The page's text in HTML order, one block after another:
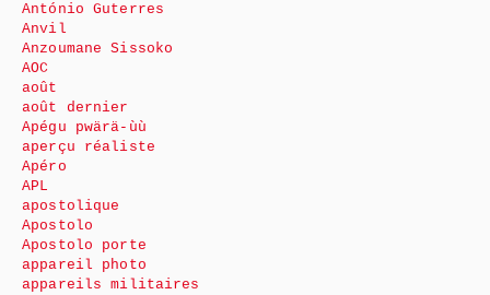
António Guterres
Anvil
Anzoumane Sissoko
AOC
août
août dernier
Apégu pwärä-ùù
aperçu réaliste
Apéro
APL
apostolique
Apostolo
Apostolo porte
appareil photo
appareils militaires